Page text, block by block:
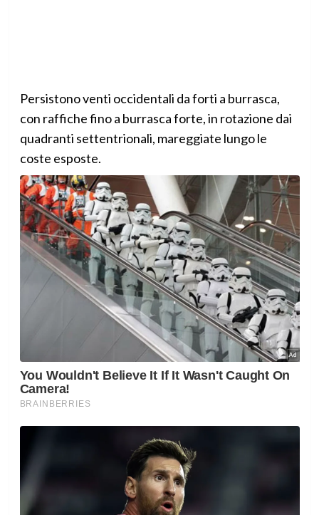
Persistono venti occidentali da forti a burrasca,
con raffiche fino a burrasca forte, in rotazione dai
quadranti settentrionali, mareggiate lungo le
coste esposte.